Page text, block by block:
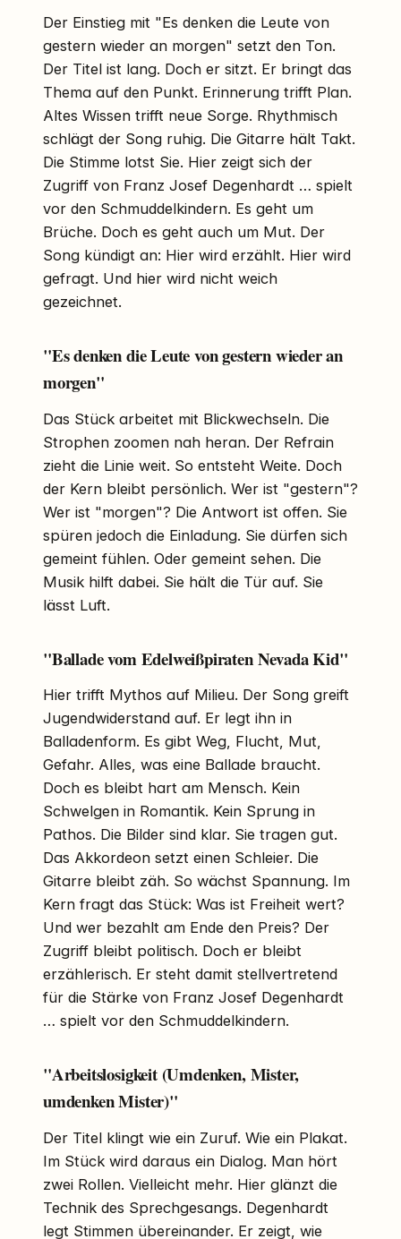
Der Einstieg mit "Es denken die Leute von
gestern wieder an morgen" setzt den Ton.
Der Titel ist lang. Doch er sitzt. Er bringt das
Thema auf den Punkt. Erinnerung trifft Plan.
Altes Wissen trifft neue Sorge. Rhythmisch
schlägt der Song ruhig. Die Gitarre hält Takt.
Die Stimme lotst Sie. Hier zeigt sich der
Zugriff von Franz Josef Degenhardt … spielt
vor den Schmuddelkindern. Es geht um
Brüche. Doch es geht auch um Mut. Der
Song kündigt an: Hier wird erzählt. Hier wird
gefragt. Und hier wird nicht weich
gezeichnet.
"Es denken die Leute von gestern wieder an
morgen"
Das Stück arbeitet mit Blickwechseln. Die
Strophen zoomen nah heran. Der Refrain
zieht die Linie weit. So entsteht Weite. Doch
der Kern bleibt persönlich. Wer ist "gestern"?
Wer ist "morgen"? Die Antwort ist offen. Sie
spüren jedoch die Einladung. Sie dürfen sich
gemeint fühlen. Oder gemeint sehen. Die
Musik hilft dabei. Sie hält die Tür auf. Sie
lässt Luft.
"Ballade vom Edelweißpiraten Nevada Kid"
Hier trifft Mythos auf Milieu. Der Song greift
Jugendwiderstand auf. Er legt ihn in
Balladenform. Es gibt Weg, Flucht, Mut,
Gefahr. Alles, was eine Ballade braucht.
Doch es bleibt hart am Mensch. Kein
Schwelgen in Romantik. Kein Sprung in
Pathos. Die Bilder sind klar. Sie tragen gut.
Das Akkordeon setzt einen Schleier. Die
Gitarre bleibt zäh. So wächst Spannung. Im
Kern fragt das Stück: Was ist Freiheit wert?
Und wer bezahlt am Ende den Preis? Der
Zugriff bleibt politisch. Doch er bleibt
erzählerisch. Er steht damit stellvertretend
für die Stärke von Franz Josef Degenhardt
… spielt vor den Schmuddelkindern.
"Arbeitslosigkeit (Umdenken, Mister,
umdenken Mister)"
Der Titel klingt wie ein Zuruf. Wie ein Plakat.
Im Stück wird daraus ein Dialog. Man hört
zwei Rollen. Vielleicht mehr. Hier glänzt die
Technik des Sprechgesangs. Degenhardt
legt Stimmen übereinander. Er zeigt, wie